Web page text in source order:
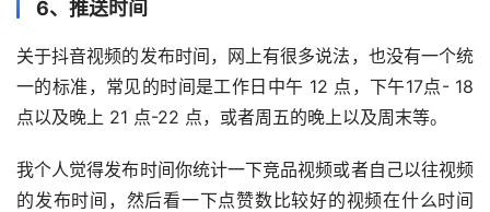
6、推送时间
关于抖音视频的发布时间，网上有很多说法，也没有一个统
一的标准，常见的时间是工作日中午 12 点，下午17点- 18
点以及晚上 21 点-22 点，或者周五的晚上以及周末等。
我个人觉得发布时间你统计一下竞品视频或者自己以往视频
的发布时间，然后看一下点赞数比较好的视频在什么时间